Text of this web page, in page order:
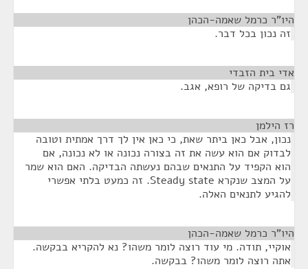
היו"ר כרמל שאמה-הכהן
זה נכון בכל דבר.
אדי בית הזבדי
גם בדיקה של רופא, אגב.
רז הילמן
נכון, אבל כאן ביתר שאת, כי כאן אין לך דרך אמתית וטובה
לבדוק אם הוא עשה את זה בצורה נכונה או לא נכונה, אם
הוא הקפיד על התנאים שבהם נעשתה הבדיקה. האם הוא שמר
על המצב שנקרא Steady state. זה כמעט בלתי אפשרי
להגיע לתנאים האלה.
היו"ר כרמל שאמה-הכהן
אוקיי, תודה. מי עוד רוצה לומר משהו? נא להקריא בבקשה.
אתה רוצה לומר משהו? בבקשה.